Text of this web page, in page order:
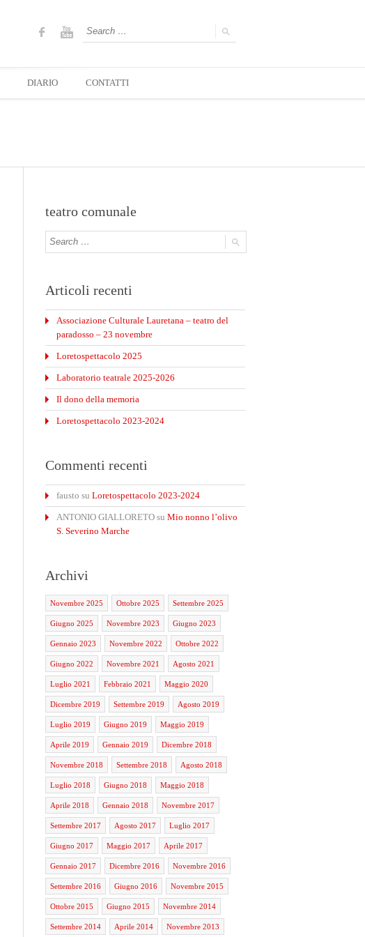
DIARIO CONTATTI
teatro comunale
Articoli recenti
Associazione Culturale Lauretana – teatro del
paradosso – 23 novembre
Loretospettacolo 2025
Laboratorio teatrale 2025-2026
Il dono della memoria
Loretospettacolo 2023-2024
Commenti recenti
fausto su Loretospettacolo 2023-2024
ANTONIO GIALLORETO su Mio nonno l’olivo
S. Severino Marche
Archivi
Novembre 2025 Ottobre 2025 Settembre 2025
Giugno 2025 Novembre 2023 Giugno 2023
Gennaio 2023 Novembre 2022 Ottobre 2022
Giugno 2022 Novembre 2021 Agosto 2021
Luglio 2021 Febbraio 2021 Maggio 2020
Dicembre 2019 Settembre 2019 Agosto 2019
Luglio 2019 Giugno 2019 Maggio 2019
Aprile 2019 Gennaio 2019 Dicembre 2018
Novembre 2018 Settembre 2018 Agosto 2018
Luglio 2018 Giugno 2018 Maggio 2018
Aprile 2018 Gennaio 2018 Novembre 2017
Settembre 2017 Agosto 2017 Luglio 2017
Giugno 2017 Maggio 2017 Aprile 2017
Gennaio 2017 Dicembre 2016 Novembre 2016
Settembre 2016 Giugno 2016 Novembre 2015
Ottobre 2015 Giugno 2015 Novembre 2014
Settembre 2014 Aprile 2014 Novembre 2013